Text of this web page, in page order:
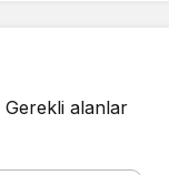
Gerekli alanlar